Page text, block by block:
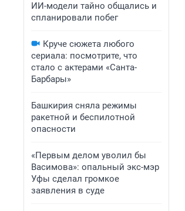
ИИ-модели тайно общались и
спланировали побег
Круче сюжета любого
сериала: посмотрите, что
стало с актерами «Санта-
Барбары»
Башкирия сняла режимы
ракетной и беспилотной
опасности
«Первым делом уволил бы
Васимова»: опальный экс-мэр
Уфы сделал громкое
заявления в суде